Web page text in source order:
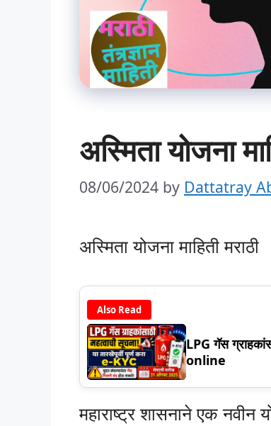
अस्मिता योजना
08/06/2024 by Dattatray
अस्मिता योजना माहिती मराठी
Also Read
LPG गॅस
online
महाराष्ट्र शासनाने एक नवीन